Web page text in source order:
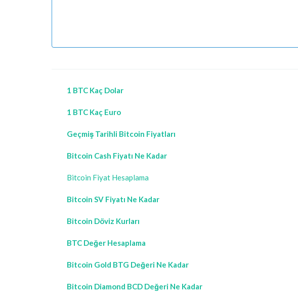
1 BTC Kaç Dolar
1 BTC Kaç Euro
Geçmiş Tarihli Bitcoin Fiyatları
Bitcoin Cash Fiyatı Ne Kadar
Bitcoin Fiyat Hesaplama
Bitcoin SV Fiyatı Ne Kadar
Bitcoin Döviz Kurları
BTC Değer Hesaplama
Bitcoin Gold BTG Değeri Ne Kadar
Bitcoin Diamond BCD Değeri Ne Kadar